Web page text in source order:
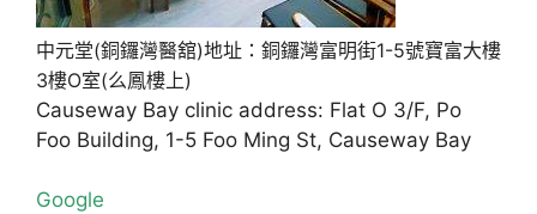
中元堂(銅鑼灣醫舘)地址：銅鑼灣富明街1-5號寶富大樓
3樓O室(么鳳樓上)
Causeway Bay clinic address: Flat O 3/F, Po
Foo Building, 1-5 Foo Ming St, Causeway Bay
Google